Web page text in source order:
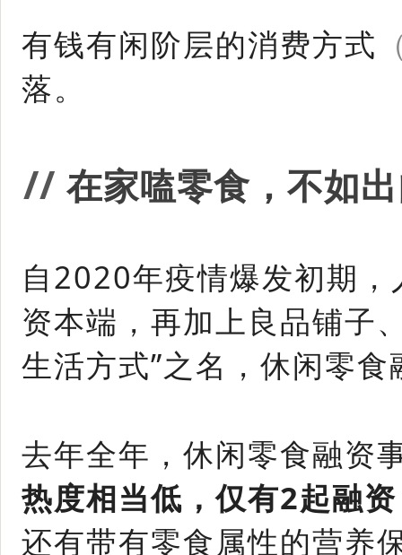
有钱有闲阶层的消费方式
落。
// 在家嗑零食，不如
自2020年疫情爆发初期
资本端，再加上良品铺子
生活方式”之名，休闲零
去年全年，休闲零食融资
热度相当低，仅有2起融
还有带有零食属性的营养